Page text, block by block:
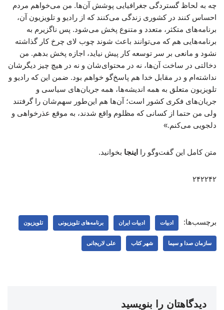
چه به لحاظ گستردگی جغرافیایی پوشش آن‌ها. من می‌خواهم مردم
احساس کنند در کشوری زندگی می‌کنند که از رادیو و تلویزیون آن،
برنامه‌های متکثر، متعدد و متنوع پخش می‌شود. پس ناگزیرم به
برنامه‌هایی هم که می‌توانند باعث شوند چوب لای چرخ کار گذاشته
نشود و مانعی بر سر توسعه کار پیش نیاید، اجازه پخش بدهم. من
دخالتی در ساخت آن‌ها، نه در محتوای‌شان و نه در هیچ چیز دیگرشان
نداشته‌ام و در مقابل خدا هم پاسخ‌گو خواهم بود. ضمن این که رادیو و
تلویزیون متعلق به همه اندیشه‌ها، همه جریان‌های سیاسی و
جریان‌های فکری کشور است؛ آن‌ها هم این‌طور سهم‌شان را گرفتند
ولی من حتما از کسانی که مظلوم واقع شدند، به موقع عذرخواهی و
دلجویی می‌کنم.»
متن کامل این گفت‌وگو را اینجا بخوانید.
۲۴۲۲۴۲
برچسب‌ها: ادبیات ادبیات ایران برنامه‌های تلویزیونی تلویزیون
سازمان صدا و سیما شهر کتاب علی لاریجانی
دیدگاهتان را بنویسید